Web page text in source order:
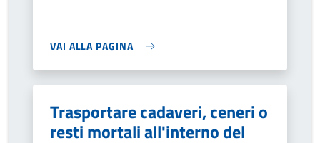
VAI ALLA PAGINA
Trasportare cadaveri, ceneri o
resti mortali all'interno del